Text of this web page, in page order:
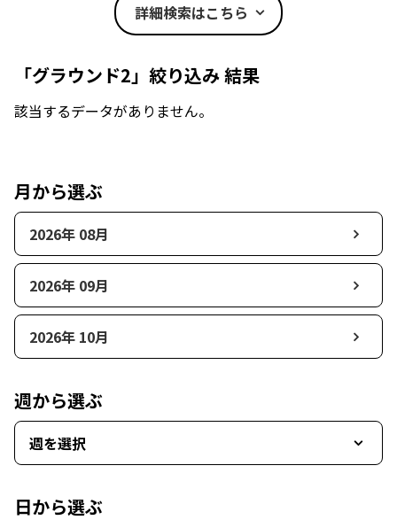
詳細検索はこちら
「グラウンド2」絞り込み 結果
該当するデータがありません。
月から選ぶ
2026年 08月
2026年 09月
2026年 10月
週から選ぶ
週を選択
日から選ぶ